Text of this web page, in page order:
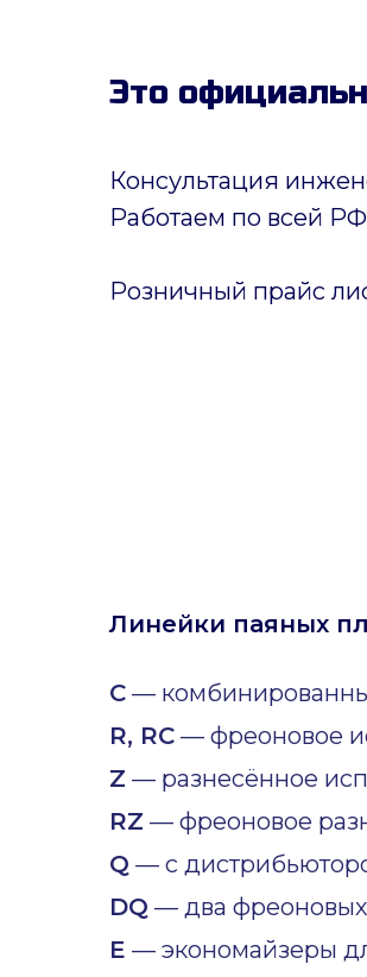
Консультация
Работаем по всей
Розничный прайс
Это
Линейки паяных
C —
R, RC — фреоновое
Z — разнесённое
RZ — фреоновое
Q — с
DQ — два
E — экономайзеры